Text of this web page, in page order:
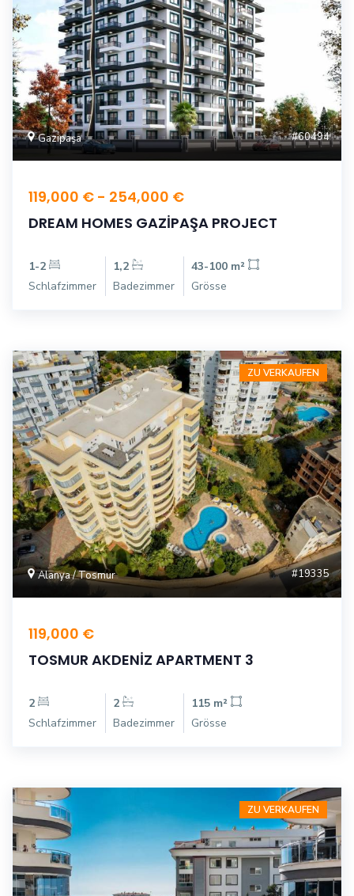
Gazipaşa #60494
119,000 € - 254,000 €
DREAM HOMES GAZİPAŞA PROJECT
1-2
Schlafzimmer
1,2
Badezimmer
43-100 m²
Grösse
ZU VERKAUFEN
Alanya / Tosmur #19335
119,000 €
TOSMUR AKDENİZ APARTMENT 3
2
Schlafzimmer
2
Badezimmer
115 m²
Grösse
ZU VERKAUFEN